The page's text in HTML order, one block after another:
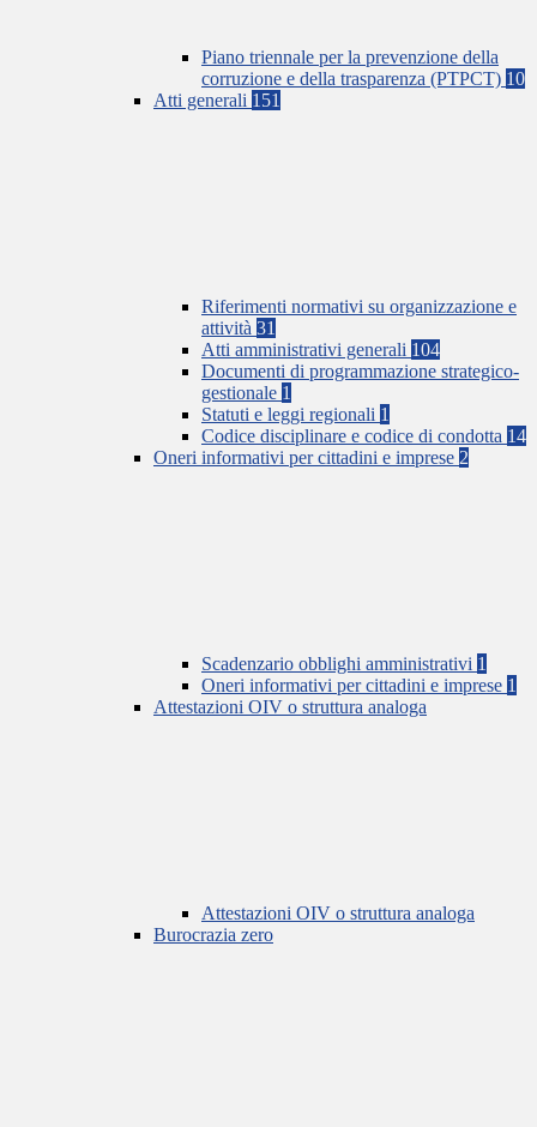
Piano triennale per la prevenzione della
corruzione e della trasparenza (PTPCT) 10
Atti generali 151
Riferimenti normativi su organizzazione e
attività 31
Atti amministrativi generali 104
Documenti di programmazione strategico-
gestionale 1
Statuti e leggi regionali 1
Codice disciplinare e codice di condotta 14
Oneri informativi per cittadini e imprese 2
Scadenzario obblighi amministrativi 1
Oneri informativi per cittadini e imprese 1
Attestazioni OIV o struttura analoga
Attestazioni OIV o struttura analoga
Burocrazia zero